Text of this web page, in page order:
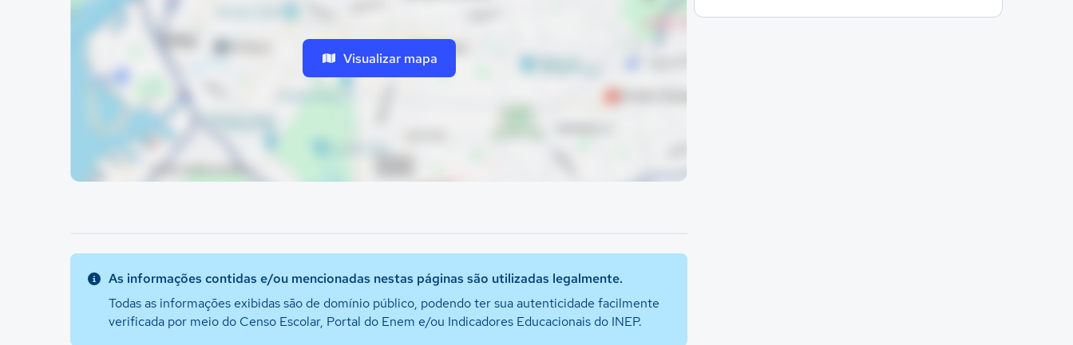
Visualizar mapa
As informações contidas e/ou mencionadas nestas páginas são utilizadas legalmente.
Todas as informações exibidas são de domínio público, podendo ter sua autenticidade facilmente
verificada por meio do Censo Escolar, Portal do Enem e/ou Indicadores Educacionais do INEP.